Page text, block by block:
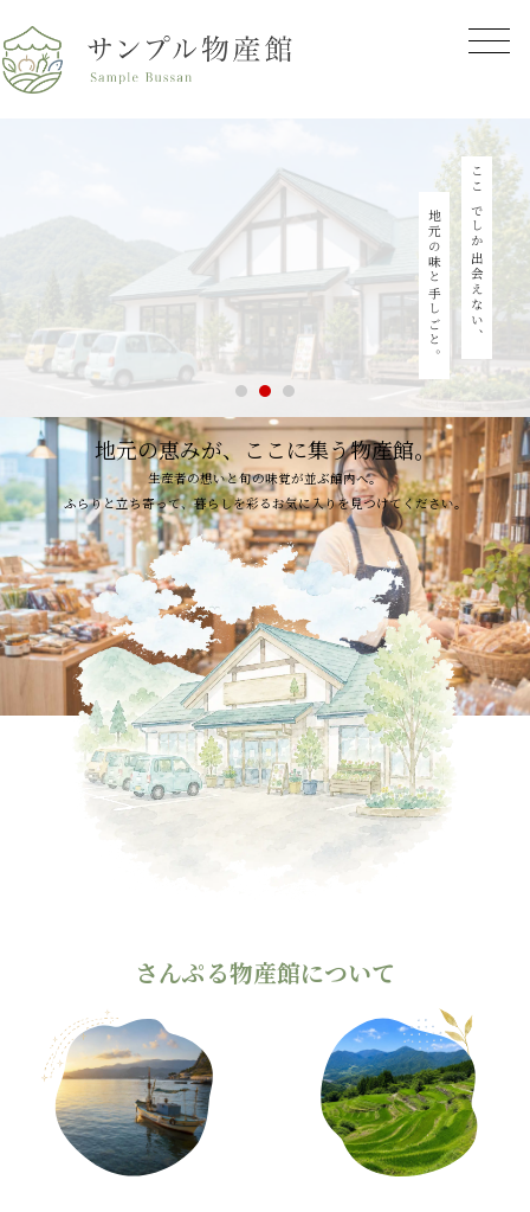
地元の恵みが、 ここに集う物産館。
生産者の想いと旬の味覚が並ぶ館内へ。
ふらりと立ち寄って、暮らしを彩るお気に入りを見つけてください。
ここでしか出会えない、
地元の味と手しごと。
さんぷる物産館について